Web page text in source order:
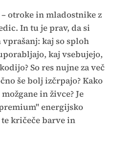
otroke in mladostnike z
In tu je prav, da si
kaj so sploh
kaj vsebujejo,
So res nujne za več
še bolj izčrpajo? Kako
in živce? Je
energijsko
kričeče barve in